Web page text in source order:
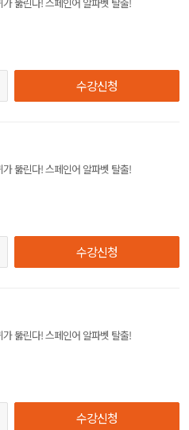
수강신청
뚫린다! 스페인어 알파벳 탈출!
수강신청
뚫린다! 스페인어 알파벳 탈출!
수강신청